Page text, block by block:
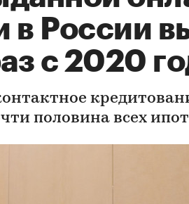
в России
с 2020
половина всех